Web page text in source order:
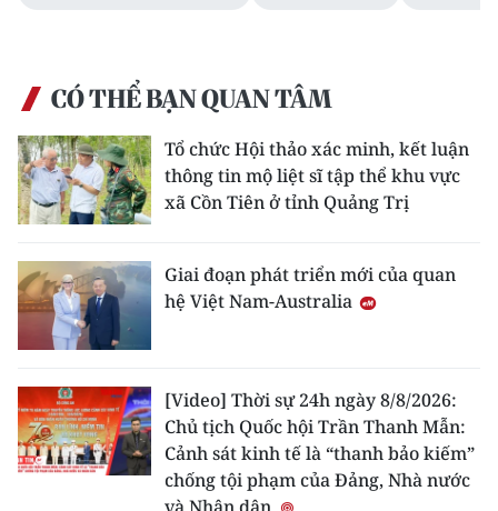
CÓ THỂ BẠN QUAN TÂM
Tổ chức Hội thảo xác minh, kết luận
thông tin mộ liệt sĩ tập thể khu vực
xã Cồn Tiên ở tỉnh Quảng Trị
Giai đoạn phát triển mới của quan
hệ Việt Nam-Australia
[Video] Thời sự 24h ngày 8/8/2026:
Chủ tịch Quốc hội Trần Thanh Mẫn:
Cảnh sát kinh tế là “thanh bảo kiếm”
chống tội phạm của Đảng, Nhà nước